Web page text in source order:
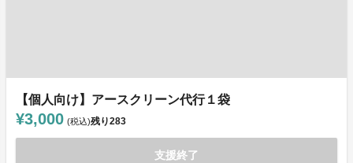
【個人向け】アースクリーン代行１袋
¥3,000 (税込)残り283
支援終了